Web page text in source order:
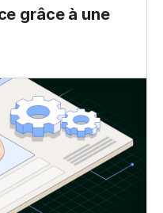
grâce à une